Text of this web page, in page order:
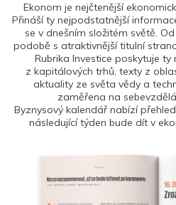
Ekonom je nejčtenější
Přináší ty nejpodstatnější
se v dnešním složitém světě.
podobě s atraktivnější titulní
Rubrika Investice poskytuje
z kapitálových trhů, texty z
aktuality ze světa vědy a
zaměřena na
Byznysový kalendář nabízí
následující týden bude dít v